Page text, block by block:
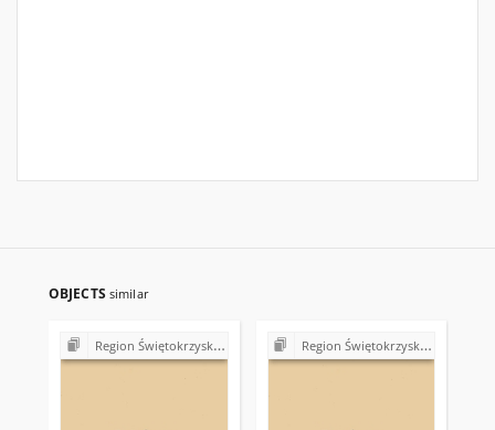
OBJECTS similar
Region Świętokrzyski NSZZ "Solidarność". Delegatura Starachowice Region Świętokrzyski NSZZ "Solidarność". Delegatura Starachowice